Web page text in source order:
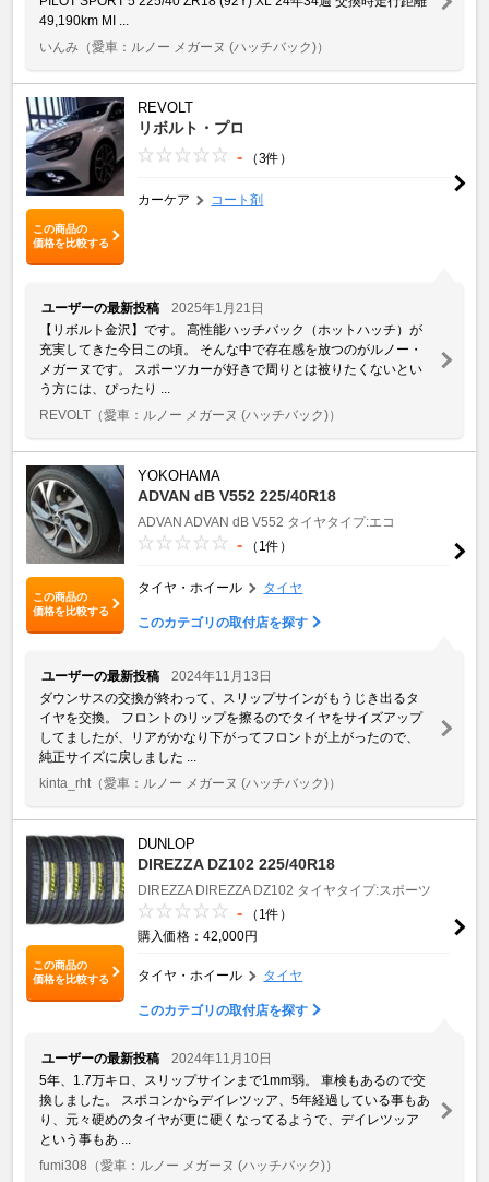
49,190km MI ...
いんみ （愛車：ルノー メガーヌ (ハッチバック)）
この商品の
価格を比較する
REVOLT
リボルト・プロ
- （3件）
カーケア コート剤
ユーザーの最新投稿
2025年1月21日
【リボルト金沢】です。 高性能ハッチバック（ホットハッチ）が
充実してきた今日この頃。 そんな中で存在感を放つのがルノー・
メガーヌです。 スポーツカーが好きで周りとは被りたくないとい
う方には、ぴったり ...
REVOLT （愛車：ルノー メガーヌ (ハッチバック)）
この商品の
価格を比較する
YOKOHAMA
ADVAN dB V552 225/40R18
ADVAN ADVAN dB V552 タイヤタイプ:エコ
- （1件）
タイヤ・ホイール タイヤ
このカテゴリの取付店を探す
ユーザーの最新投稿
2024年11月13日
ダウンサスの交換が終わって、スリップサインがもうじき出るタ
イヤを交換。 フロントのリップを擦るのでタイヤをサイズアップ
してましたが、リアがかなり下がってフロントが上がったので、
純正サイズに戻しました ...
kinta_rht （愛車：ルノー メガーヌ (ハッチバック)）
この商品の
価格を比較する
DUNLOP
DIREZZA DZ102 225/40R18
DIREZZA DIREZZA DZ102 タイヤタイプ:スポーツ
-
（1件）
購入価格：42,000円
タイヤ・ホイール タイヤ
このカテゴリの取付店を探す
ユーザーの最新投稿
2024年11月10日
5年、1.7万キロ、スリップサインまで1mm弱。 車検もあるので交
換しました。 スポコンからデイレツッア、5年経過している事もあ
り、元々硬めのタイヤが更に硬くなってるようで、デイレツッア
という事もあ ...
fumi308 （愛車：ルノー メガーヌ (ハッチバック)）